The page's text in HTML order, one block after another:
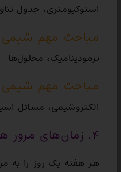
استوکیومتری، جدول
مباحث مهم شیمی
ترمودینامیک، محلول‌ها
مباحث مهم شیمی
الکتروشیمی، مسائل
۴. زمان‌های مرور هفتگی:
هر هفته یک روز را به